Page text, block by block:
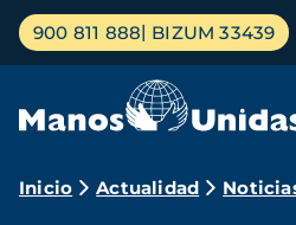
Pasar
contenido
Menú
principal
900 811 888 BIZUM 33439
Ruta
Inicio Actualidad